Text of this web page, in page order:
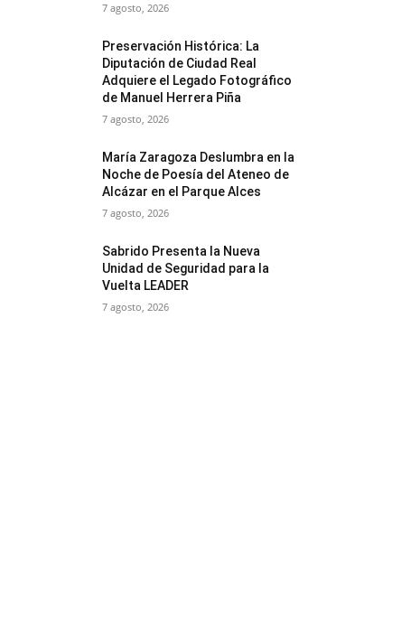
7 agosto, 2026
Preservación Histórica: La
Diputación de Ciudad Real
Adquiere el Legado Fotográfico
de Manuel Herrera Piña
7 agosto, 2026
María Zaragoza Deslumbra en la
Noche de Poesía del Ateneo de
Alcázar en el Parque Alces
7 agosto, 2026
Sabrido Presenta la Nueva
Unidad de Seguridad para la
Vuelta LEADER
7 agosto, 2026